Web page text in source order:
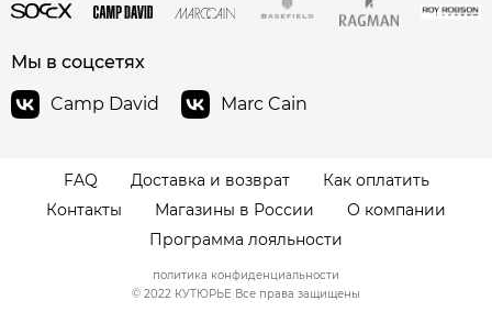
Мы в соцсетях
Camp David
Marc Cain
FAQ Доставка и возврат
Как оплатить
Контакты
Магазины в России
О компании
Программа лояльности
© 2022 КУТЮРЬЕ Все права защищены
политика конфиденциальности